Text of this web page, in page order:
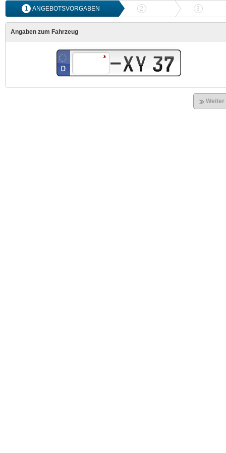
1 ANGEBOTSVORGABEN 2 ANGEBOTSVERGLEICH
3
Angaben zum Fahrzeug
Weiter